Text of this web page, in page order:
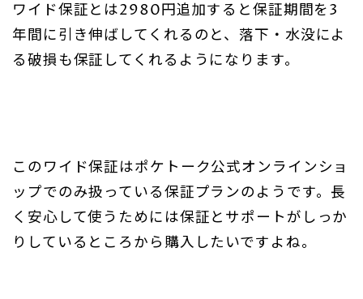
ワイド保証とは2980円追加すると保証期間を3
年間に引き伸ばしてくれるのと、落下・水没によ
る破損も保証してくれるようになります。
このワイド保証はポケトーク公式オンラインショ
ップでのみ扱っている保証プランのようです。長
く安心して使うためには保証とサポートがしっか
りしているところから購入したいですよね。